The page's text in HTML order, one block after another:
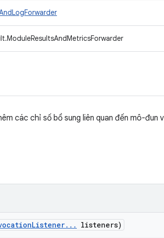
các chỉ số bổ sung liên quan đến mô-đun
Listener. . . listeners)